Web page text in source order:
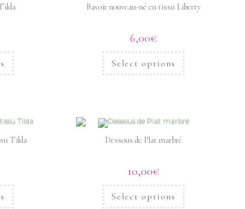
Bavoir nouveau-né en tissu Liberty
6,00€
Select options
Tilda Dessous de Plat marbré
10,00€
Select options